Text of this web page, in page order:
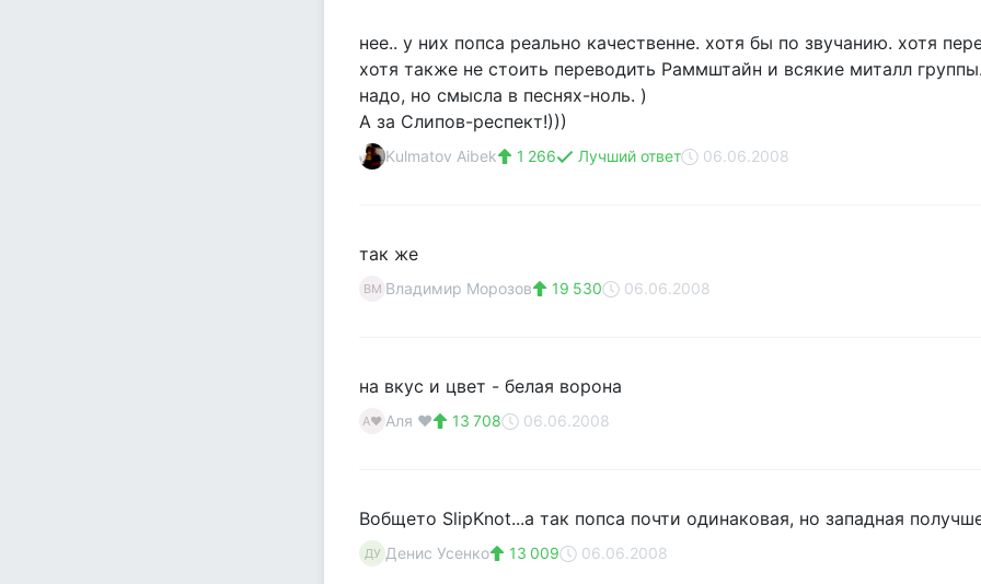
нее.. у них попса реально качественне. хотя бы по звучанию. хотя
хотя также не стоить переводить Раммштайн и всякие миталл
надо, но смысла в песнях-ноль. )
А за Слипов-респект!)))
Kulmatov Aibek 1 266 Лучший ответ 06.06.2008
так же
ВМ Владимир Морозов 19 530 06.06.2008
на вкус и цвет - белая ворона
А♥ Аля ♥ 13 708 06.06.2008
Вобщето SlipKnot...а так попса почти одинаковая, но западная
ДУ Денис Усенко 13 009 06.06.2008